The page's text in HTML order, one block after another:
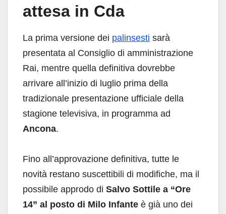
attesa in Cda
La prima versione dei palinsesti sarà
presentata al Consiglio di amministrazione
Rai, mentre quella definitiva dovrebbe
arrivare all’inizio di luglio prima della
tradizionale presentazione ufficiale della
stagione televisiva, in programma ad
Ancona.
Fino all’approvazione definitiva, tutte le
novità restano suscettibili di modifiche, ma il
possibile approdo di Salvo Sottile a “Ore
14” al posto di Milo Infante è già uno dei